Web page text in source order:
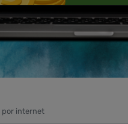
por internet